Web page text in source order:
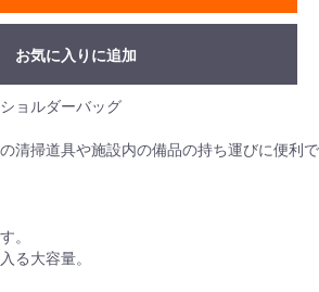
お気に入りに追加
ョルダーバッグ
清掃道具や施設内の備品の持ち運びに便利で
。
る大容量。